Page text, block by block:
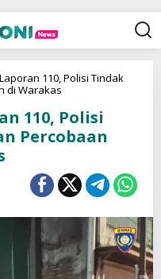
110, Polisi Tindak
di Warakas
110, Polisi
Percobaan